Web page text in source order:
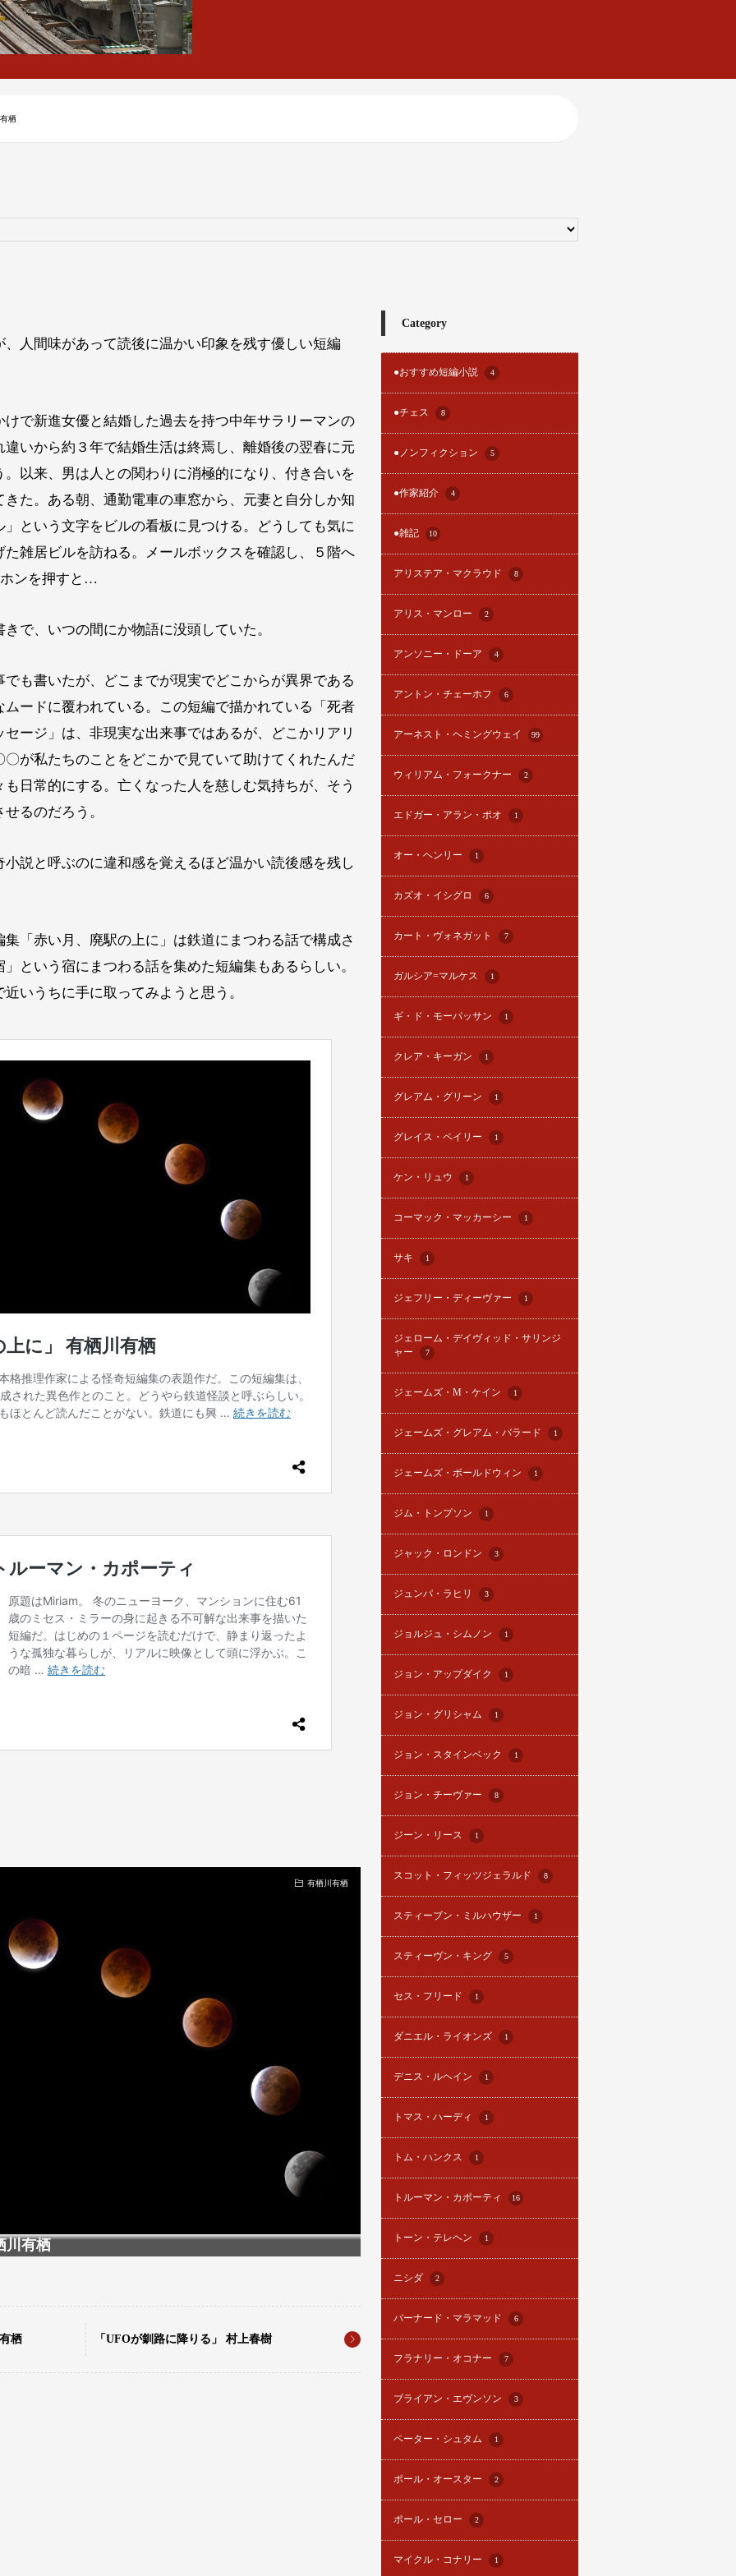
栖
人間味があって読後に温かい印象を残す優しい短編
で新進女優と結婚した過去を持つ中年サラリーマンの
いから約３年で結婚生活は終焉し、離婚後の翌春に元
以来、男は人との関わりに消極的になり、付き合いを
た。ある朝、通勤電車の車窓から、元妻と自分しか知
という文字をビルの看板に見つける。どうしても気に
雑居ビルを訪ねる。メールボックスを確認し、５階へ
ンを押すと…
で、いつの間にか物語に没頭していた。
も書いたが、どこまでが現実でどこからが異界である
ードに覆われている。この短編で描かれている「死者
ージ」は、非現実な出来事ではあるが、どこかリアリ
が私たちのことをどこかで見ていて助けてくれたんだ
日常的にする。亡くなった人を慈しむ気持ちが、そう
るのだろう。
説と呼ぶのに違和感を覚えるほど温かい読後感を残し
「赤い月、廃駅の上に」は鉄道にまつわる話で構成さ
という宿にまつわる話を集めた短編集もあるらしい。
いうちに手に取ってみようと思う。
有栖川有栖
川有栖
栖 「UFOが釧路に降りる」 村上春樹
Category
●おすすめ短編小説 4
●チェス 8
●ノンフィクション 5
●作家紹介 4
●雑記 10
アリステア・マクラウド 8
アリス・マンロー 2
アンソニー・ドーア 4
アントン・チェーホフ 6
アーネスト・ヘミングウェイ 99
ウィリアム・フォークナー 2
エドガー・アラン・ポオ 1
オー・ヘンリー 1
カズオ・イシグロ 6
カート・ヴォネガット 7
ガルシア=マルケス 1
ギ・ド・モーパッサン 1
クレア・キーガン 1
グレアム・グリーン 1
グレイス・ペイリー 1
ケン・リュウ 1
コーマック・マッカーシー 1
サキ 1
ジェフリー・ディーヴァー 1
ジェローム・デイヴィッド・サリンジ
ャー
7
ジェームズ・M・ケイン 1
ジェームズ・グレアム・バラード 1
ジェームズ・ボールドウィン 1
ジム・トンプソン 1
ジャック・ロンドン 3
ジュンパ・ラヒリ 3
ジョルジュ・シムノン 1
ジョン・アップダイク 1
ジョン・グリシャム 1
ジョン・スタインベック 1
ジョン・チーヴァー 8
ジーン・リース 1
スコット・フィッツジェラルド 8
スティーブン・ミルハウザー 1
スティーヴン・キング 5
セス・フリード 1
ダニエル・ライオンズ 1
デニス・ルヘイン 1
トマス・ハーディ 1
トム・ハンクス 1
トルーマン・カポーティ 16
トーン・テレヘン 1
ニシダ 2
バーナード・マラマッド 6
フラナリー・オコナー 7
ブライアン・エヴンソン 3
ペーター・シュタム 1
ポール・オースター 2
ポール・セロー 2
マイクル・コナリー 1